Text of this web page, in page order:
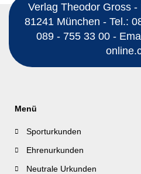
Verlag Theodor Gross
81241 München - Tel.:
089 - 755 33 00 -
Menü
Sporturkunden
Ehrenurkunden
Neutrale Urkunden